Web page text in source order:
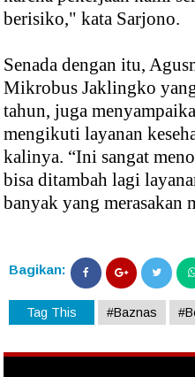
berisiko," kata Sarjono.
Senada dengan itu,
Mikrobus Jaklingko
tahun, juga
mengikuti layanan
kalinya. “Ini sangat
bisa ditambah lagi
banyak yang merasakan
Bagikan:
Tag This #Baznas